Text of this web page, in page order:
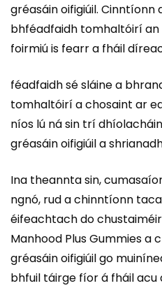
gréasáin oifigiúil. Cinntíonn
bhféadfaidh tomhaltóirí
foirmiú is fearr a fháil
féadfaidh sé sláine a
tomhaltóirí a chosaint ar
níos lú ná sin trí
gréasáin oifigiúil a
Ina theannta sin,
ngnó, rud a chinntíonn
éifeachtach do
Manhood Plus Gummies a
gréasáin oifigiúil go
bhfuil táirge fíor á fháil acu